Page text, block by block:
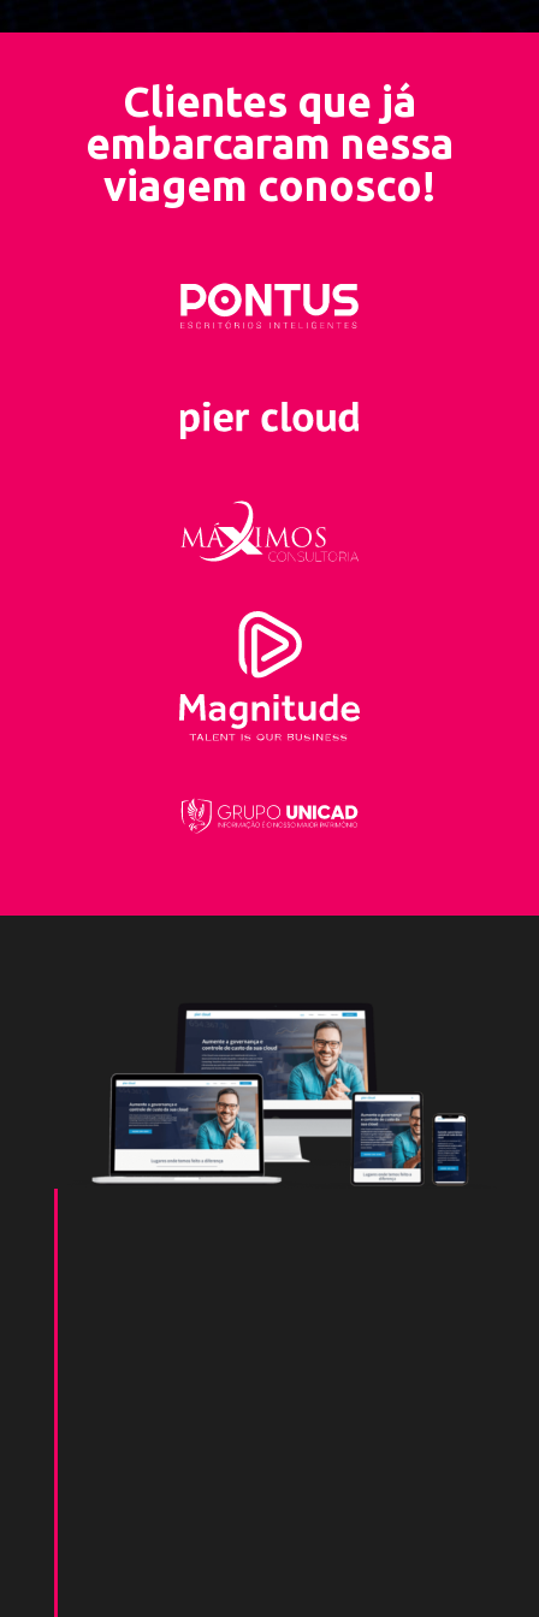
Clientes que já
embarcaram nessa
viagem conosco!